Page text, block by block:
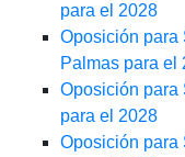
para el 2028
Oposición para
Palmas para el
Oposición para
para el 2028
Oposición para